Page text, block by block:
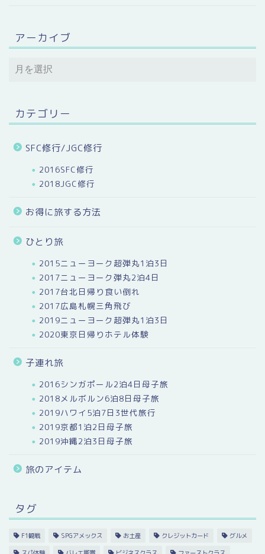
アーカイブ
カテゴリー
SFC修行/JGC修行
2016SFC修行
2018JGC修行
お得に旅する方法
ひとり旅
2015ニューヨーク超弾丸1泊3日
2017ニューヨーク弾丸2泊4日
2017台北日帰り食い倒れ
2017広島札幌三角飛び
2019ニューヨーク超弾丸1泊3日
2020東京日帰りホテル体験
子連れ旅
2016シンガポール2泊4日母子旅
2018メルボルン6泊8日母子旅
2019ハワイ5泊7日3世代旅行
2019京都1泊2日母子旅
2019沖縄2泊3日母子旅
旅のアイテム
タグ
F1観戦 SPGアメックス お土産 クレジットカード グルメ